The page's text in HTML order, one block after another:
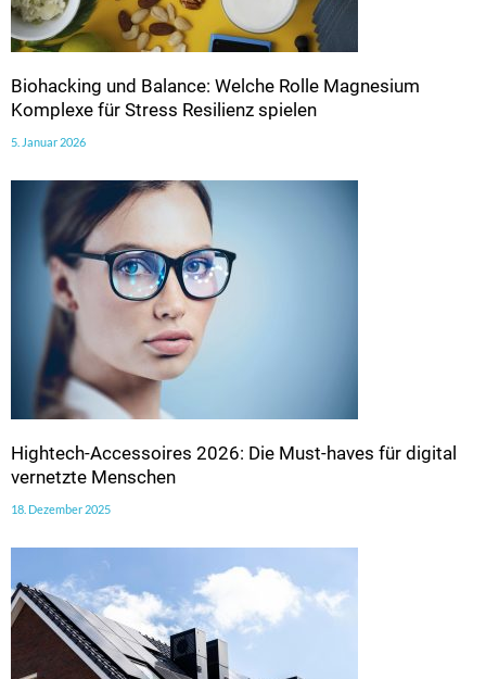
Biohacking und Balance: Welche Rolle Magnesium
Komplexe für Stress Resilienz spielen
5. Januar 2026
Hightech-Accessoires 2026: Die Must-haves für digital
vernetzte Menschen
18. Dezember 2025